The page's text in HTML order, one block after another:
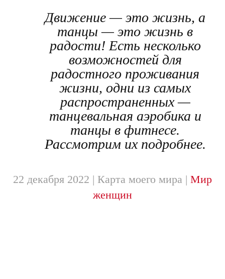
Движение — это жизнь, а
танцы — это жизнь в
радости! Есть несколько
возможностей для
радостного проживания
жизни, одни из самых
распространенных —
танцевальная аэробика и
танцы в фитнесе.
Рассмотрим их подробнее.
22 декабря 2022 | Карта моего мира | Мир
женщин